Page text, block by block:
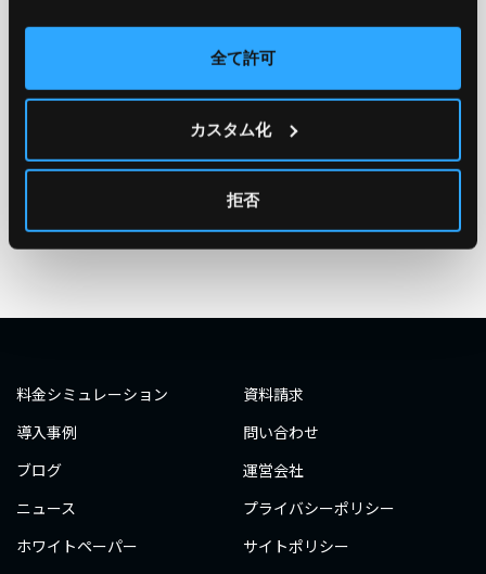
全て許可
カスタム化
拒否
#エンジニア #AWS re:Invent 2019 #奮闘記
#構築
#自動化 #エンジニア
#ダミーダミー
#ダミー
料金シミュレーション
導入事例
ブログ
ニュース
ホワイトペーパー
資料請求
問い合わせ
運営会社
プライバシーポリシー
サイトポリシー